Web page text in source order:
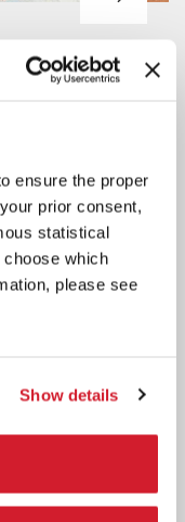
ensure the proper
prior consent,
statistical
choose which
please see
Show details
IL
in Sala Grande
proiezione Fuori